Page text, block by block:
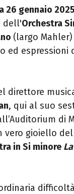
26 gennaio 2025
dell'Orchestra
(largo
ed espressioni
direttore
, qui al suo
di
vero gioiello
in Si minore